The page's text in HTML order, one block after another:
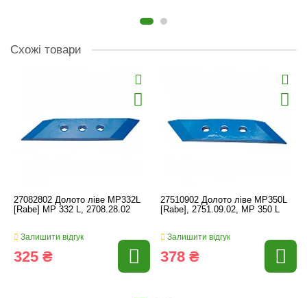
Схожі товари
27082802 Долото ліве MP332L
[Rabe] MP 332 L, 2708.28.02
Залишити відгук
325 ₴
27510902 Долото ліве MP350L
[Rabe], 2751.09.02, MP 350 L
Залишити відгук
378 ₴